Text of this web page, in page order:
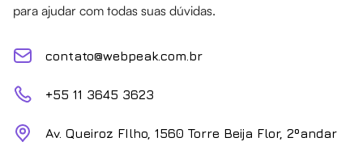
para ajudar com todas suas dúvidas.
contato@webpeak.com.br
+55 11 3645 3623
Av. Queiroz FIlho, 1560 Torre Beija Flor, 2ºandar